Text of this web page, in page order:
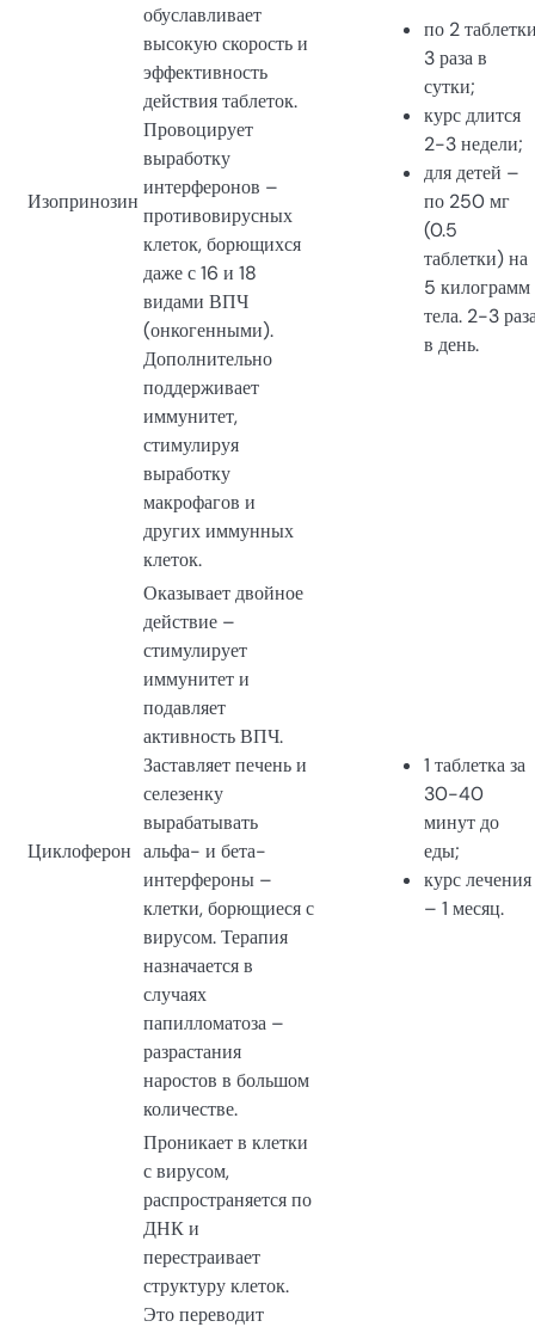
Изопринозин
обуславливает
высокую скорость и
эффективность
действия таблеток.
Провоцирует
выработку
интерферонов –
противовирусных
клеток, борющихся
даже с 16 и 18
видами ВПЧ
(онкогенными).
Дополнительно
поддерживает
иммунитет,
стимулируя
выработку
макрофагов и
других иммунных
клеток.
по 2
3 раза в
сутки;
курс длится
2-3 недели;
для детей –
по 250 мг
(0.5
таблетки) на
5 килограмм
тела. 2-3
в день.
Циклоферон
Оказывает двойное
действие –
стимулирует
иммунитет и
подавляет
активность ВПЧ.
Заставляет печень и
селезенку
вырабатывать
альфа- и бета-
интерфероны –
клетки, борющиеся с
вирусом. Терапия
назначается в
случаях
папилломатоза –
разрастания
наростов в большом
количестве.
1 таблетка за
30-40
минут до
еды;
курс лечения
– 1 месяц.
Проникает в клетки
с вирусом,
распространяется по
ДНК и
перестраивает
структуру клеток.
Это переводит